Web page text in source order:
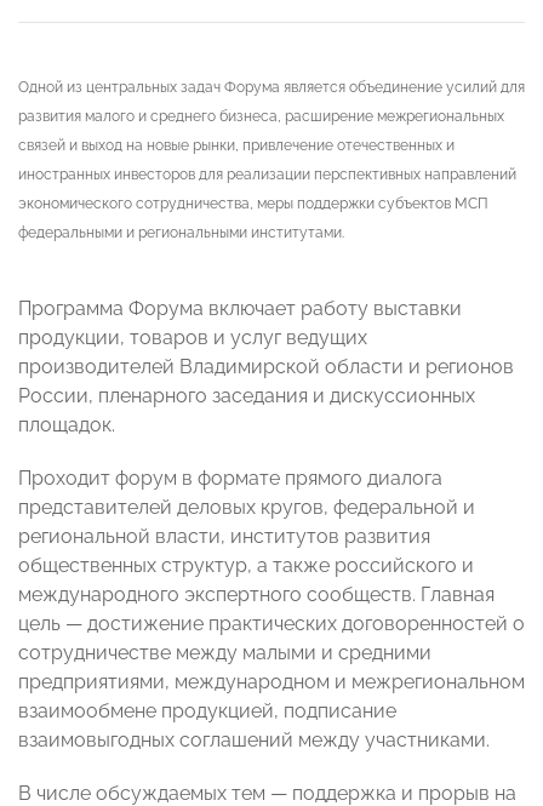
Одной из центральных задач Форума является объединение усилий для
развития малого и среднего бизнеса, расширение межрегиональных
связей и выход на новые рынки, привлечение отечественных и
иностранных инвесторов для реализации перспективных направлений
экономического сотрудничества, меры поддержки субъектов МСП
федеральными и региональными институтами.
Программа Форума включает работу выставки
продукции, товаров и услуг ведущих
производителей Владимирской области и регионов
России, пленарного заседания и дискуссионных
площадок.
Проходит форум в формате прямого диалога
представителей деловых кругов, федеральной и
региональной власти, институтов развития
общественных структур, а также российского и
международного экспертного сообществ. Главная
цель — достижение практических договоренностей о
сотрудничестве между малыми и средними
предприятиями, международном и межрегиональном
взаимообмене продукцией, подписание
взаимовыгодных соглашений между участниками.
В числе обсуждаемых тем — поддержка и прорыв на